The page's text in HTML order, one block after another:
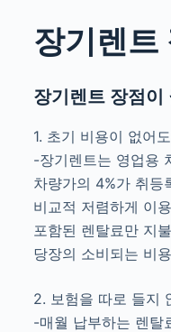
장기렌트
장기렌트 장점이
1. 초기 비용이 없어
-장기렌트는 영업용
차량가의 4%가 취등
비교적 저렴하게 이
포함된 렌탈료만 지
당장의 소비되는 비
2. 보험을 따로 들지
-매월 납부하는 렌탈